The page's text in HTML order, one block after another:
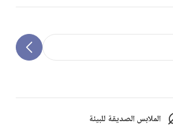
الملابس الصديقة للبيئة